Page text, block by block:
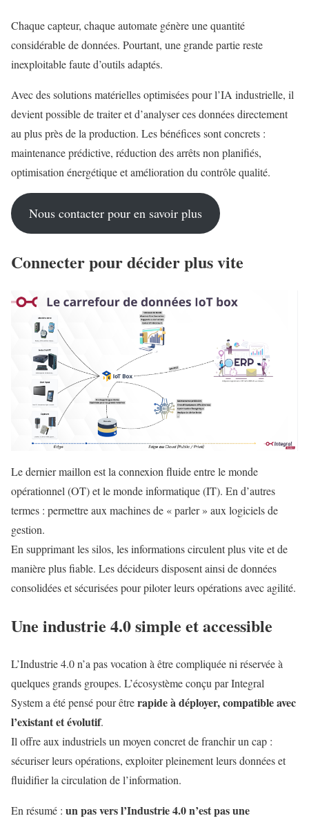
Chaque capteur, chaque automate génère une quantité
considérable de données. Pourtant, une grande partie reste
inexploitable faute d’outils adaptés.
Avec des solutions matérielles optimisées pour l’IA industrielle, il
devient possible de traiter et d’analyser ces données directement
au plus près de la production. Les bénéfices sont concrets :
maintenance prédictive, réduction des arrêts non planifiés,
optimisation énergétique et amélioration du contrôle qualité.
Nous contacter pour en savoir plus
Connecter pour décider plus vite
Le dernier maillon est la connexion fluide entre le monde
opérationnel (OT) et le monde informatique (IT). En d’autres
termes : permettre aux machines de « parler » aux logiciels de
gestion.
En supprimant les silos, les informations circulent plus vite et de
manière plus fiable. Les décideurs disposent ainsi de données
consolidées et sécurisées pour piloter leurs opérations avec agilité.
Une industrie 4.0 simple et accessible
L’Industrie 4.0 n’a pas vocation à être compliquée ni réservée à
quelques grands groupes. L’écosystème conçu par Integral
System a été pensé pour êtrerapide à déployer, compatible avec
l’existant et évolutif.
Il offre aux industriels un moyen concret de franchir un cap :
sécuriser leurs opérations, exploiter pleinement leurs données et
fluidifier la circulation de l’information.
En résumé : un pas vers l’Industrie 4.0 n’est pas une